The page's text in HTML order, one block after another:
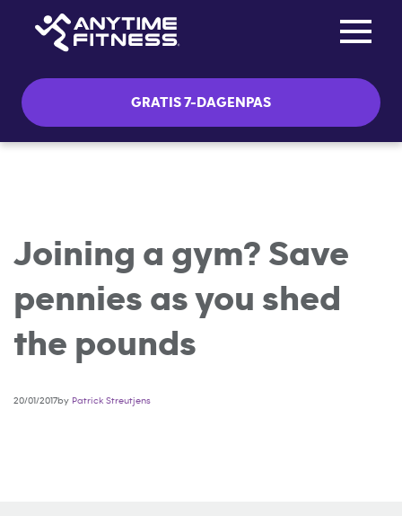
GRATIS 7-DAGENPAS
Joining a gym? Save
pennies as you shed
the pounds
20/01/2017by Patrick Streutjens